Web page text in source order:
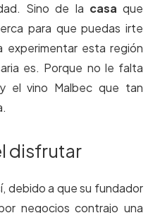
Sino de la casa que
para que puedas irte
experimentar esta región
es. Porque no le falta
el vino Malbec que tan
disfrutar
debido a que su fundador
negocios contrajo una